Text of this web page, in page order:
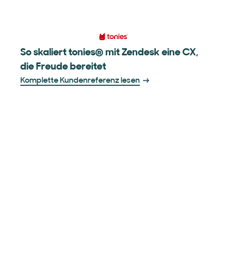
So skaliert tonies® mit Zendesk eine CX,
die Freude bereitet
Komplette Kundenreferenz lesen